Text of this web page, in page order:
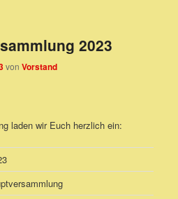
2023
vonVorstand
laden wir Euch herzlich ein: